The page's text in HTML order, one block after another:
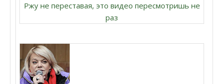
Ржу не переставая, это видео пересмотришь не
раз